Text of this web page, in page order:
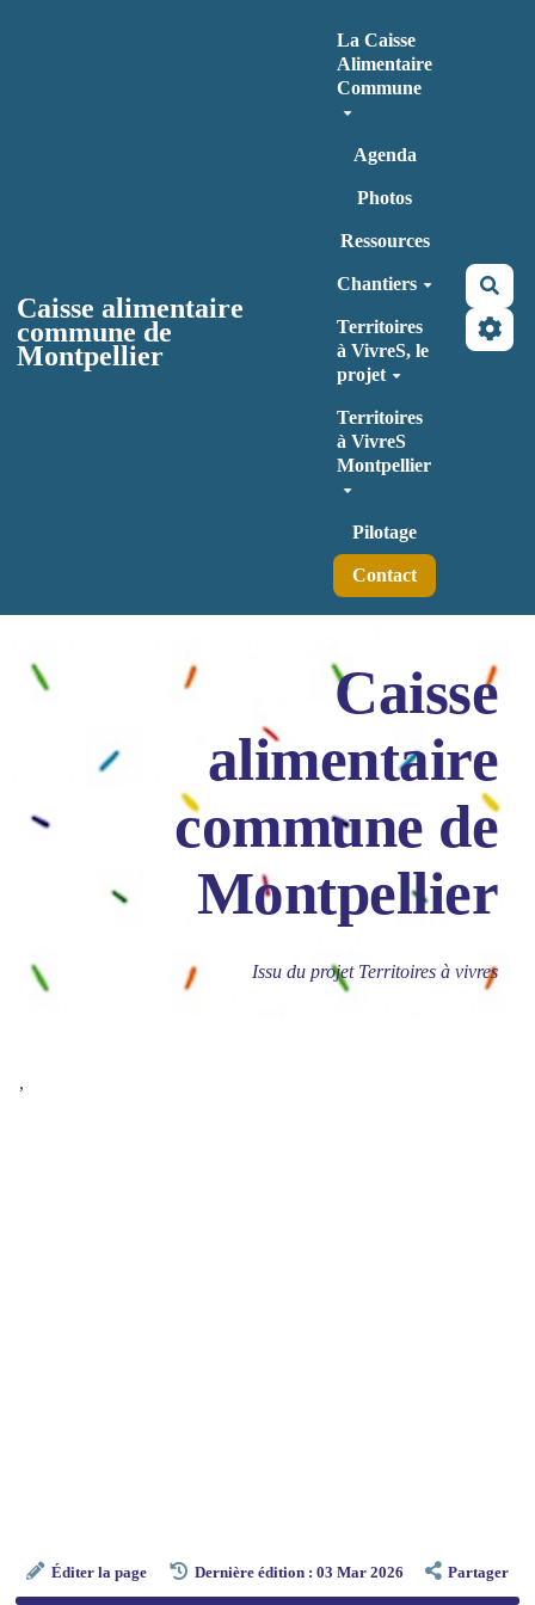
Caisse alimentaire
commune de
Montpellier
La Caisse
Alimentaire
Commune
Agenda
Photos
Ressources
Chantiers
Territoires
à VivreS, le
projet
Territoires
à VivreS
Montpellier
Pilotage
Contact
Caisse
alimentaire
commune de
Montpellier
Issu du projet Territoires à vivres
,
Éditer la page Dernière édition : 03 Mar 2026 Partager